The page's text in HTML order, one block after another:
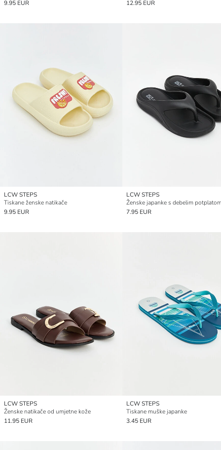
9.95 EUR 12.95 EUR
LCW STEPS
Tiskane ženske natikače
9.95 EUR
LCW STEPS
Ženske japanke s debelim
7.95 EUR
LCW STEPS
Ženske natikače od umjetne kože
11.95 EUR
LCW STEPS
Tiskane muške japanke
3.45 EUR